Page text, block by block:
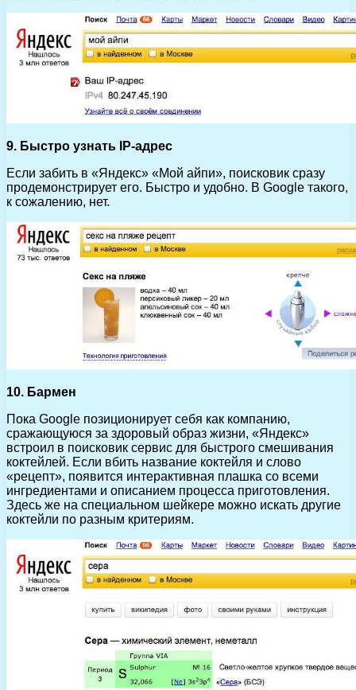
9. Быстро узнать IP-адрес
Если забить в «Яндекс» «Мой айпи», поисковик сразу
продемонстрирует его. Быстро и удобно. В Google такого,
к сожалению, нет.
10. Бармен
Пока Google позиционирует себя как компанию,
сражающуюся за здоровый образ жизни, «Яндекс»
встроил в поисковик сервис для быстрого смешивания
коктейлей. Если вбить название коктейля и слово
«рецепт», появится интерактивная плашка со всеми
ингредиентами и описанием процесса приготовления.
Здесь же на специальном шейкере можно искать другие
коктейли по разным критериям.